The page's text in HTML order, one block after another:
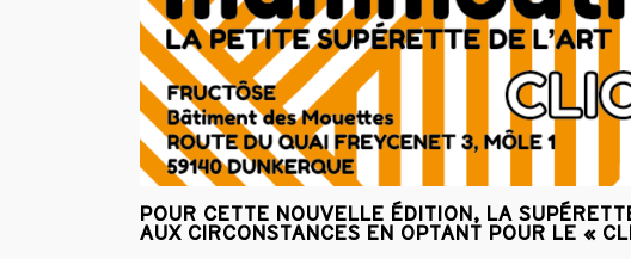
POUR CETTE NOUVELLE ÉDITION, LA
AUX CIRCONSTANCES EN OPTANT POUR LE «